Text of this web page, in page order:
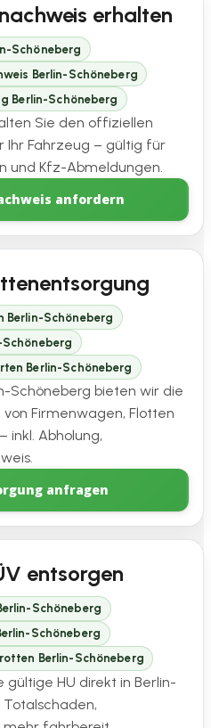
erhalten
Schöneberg
Berlin-Schöneberg
Berlin-Schöneberg
Sie den offiziellen
Ihr Fahrzeug – gültig für
und Kfz-Abmeldungen.
anfordern
Berlin-Schöneberg
Berlin-Schöneberg
Schöneberg bieten wir die
Firmenwagen, Flotten
inkl. Abholung,
anfragen
entsorgen
Schöneberg
Schöneberg
Berlin-Schöneberg
gültige HU direkt in Berlin-